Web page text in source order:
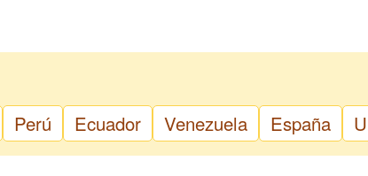
Perú Ecuador Venezuela España